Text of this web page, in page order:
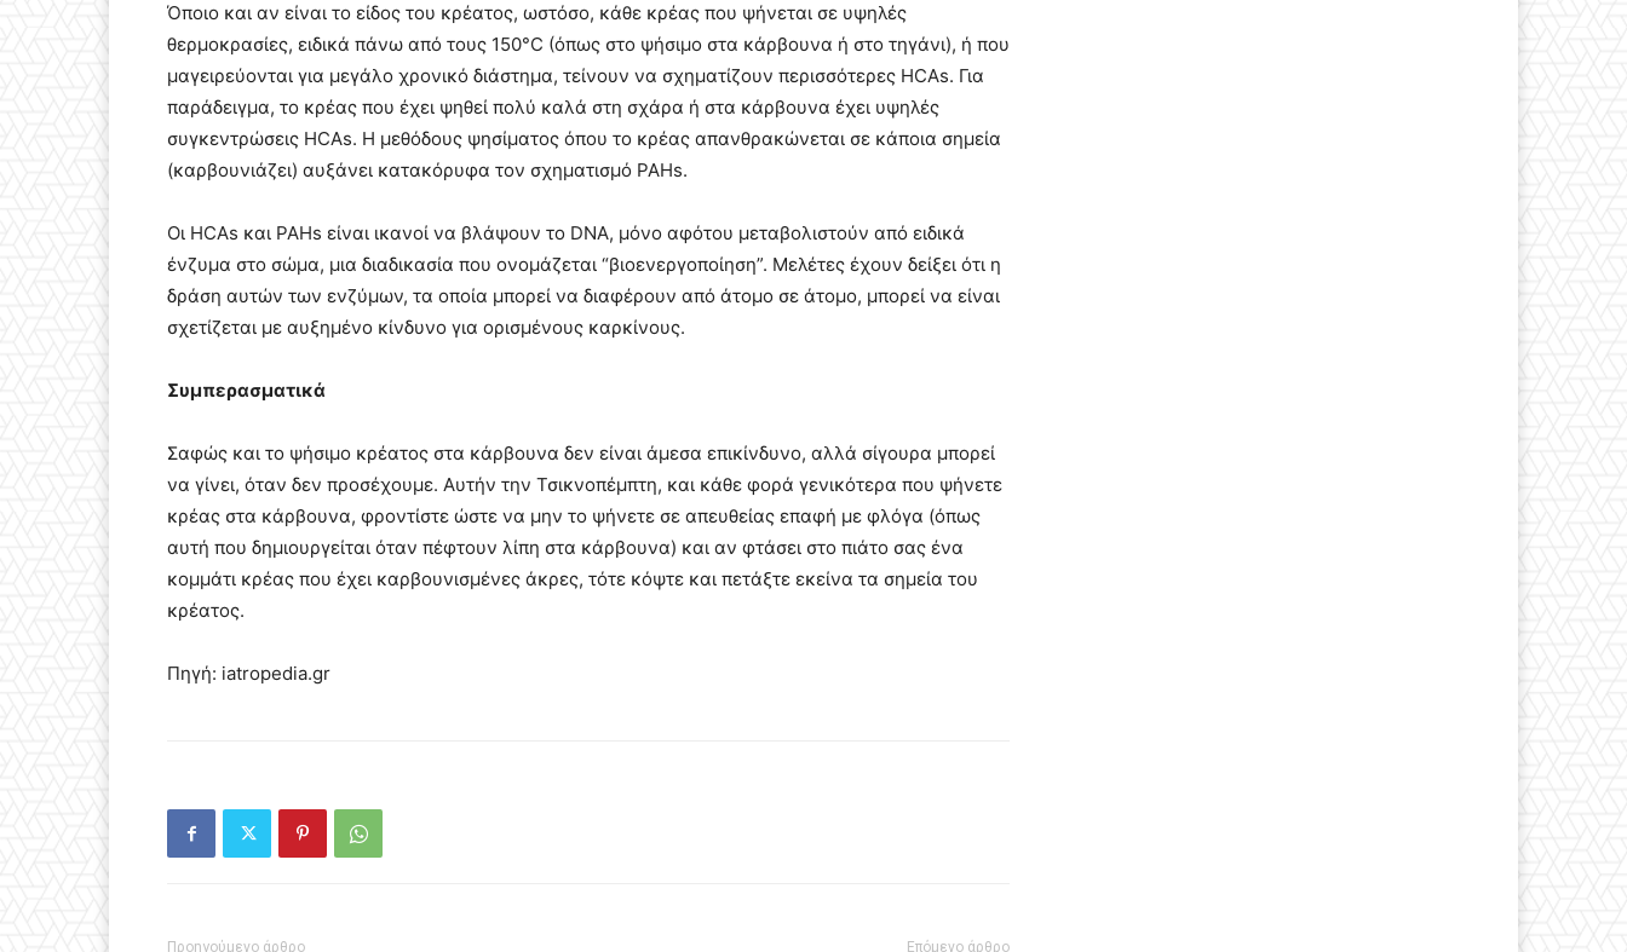
Όποιο και αν είναι το είδος του κρέατος, ωστόσο, κάθε κρέας που ψήνεται σε υψηλές
θερμοκρασίες, ειδικά πάνω από τους 150°C (όπως στο ψήσιμο στα κάρβουνα ή στο τηγάνι), ή που
μαγειρεύονται για μεγάλο χρονικό διάστημα, τείνουν να σχηματίζουν περισσότερες HCAs. Για
παράδειγμα, το κρέας που έχει ψηθεί πολύ καλά στη σχάρα ή στα κάρβουνα έχει υψηλές
συγκεντρώσεις HCAs. Η μεθόδους ψησίματος όπου το κρέας απανθρακώνεται σε κάποια σημεία
(καρβουνιάζει) αυξάνει κατακόρυφα τον σχηματισμό PAHs.
Οι HCAs και PAHs είναι ικανοί να βλάψουν το DNA, μόνο αφότου μεταβολιστούν από ειδικά
ένζυμα στο σώμα, μια διαδικασία που ονομάζεται “βιοενεργοποίηση”. Μελέτες έχουν δείξει ότι η
δράση αυτών των ενζύμων, τα οποία μπορεί να διαφέρουν από άτομο σε άτομο, μπορεί να είναι
σχετίζεται με αυξημένο κίνδυνο για ορισμένους καρκίνους.
Συμπερασματικά
Σαφώς και το ψήσιμο κρέατος στα κάρβουνα δεν είναι άμεσα επικίνδυνο, αλλά σίγουρα μπορεί
να γίνει, όταν δεν προσέχουμε. Αυτήν την Τσικνοπέμπτη, και κάθε φορά γενικότερα που ψήνετε
κρέας στα κάρβουνα, φροντίστε ώστε να μην το ψήνετε σε απευθείας επαφή με φλόγα (όπως
αυτή που δημιουργείται όταν πέφτουν λίπη στα κάρβουνα) και αν φτάσει στο πιάτο σας ένα
κομμάτι κρέας που έχει καρβουνισμένες άκρες, τότε κόψτε και πετάξτε εκείνα τα σημεία του
κρέατος.
Πηγή: iatropedia.gr
Προηγούμενο άρθρο Επόμενο άρθρο